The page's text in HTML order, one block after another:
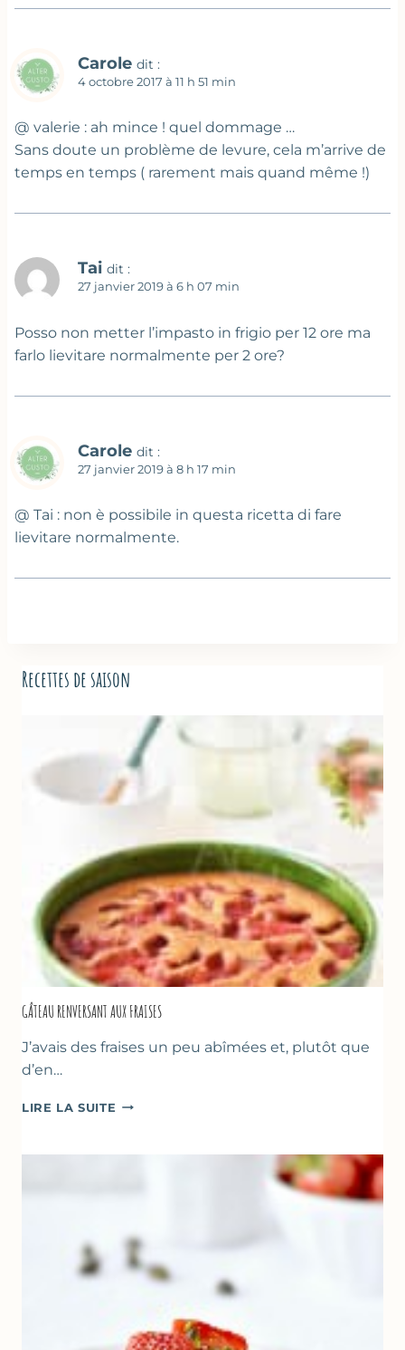
Carole dit :
4 octobre 2017 à 11 h 51 min
@ valerie : ah mince ! quel dommage …
Sans doute un problème de levure, cela m’arrive de
temps en temps ( rarement mais quand même !)
Tai dit :
27 janvier 2019 à 6 h 07 min
Posso non metter l’impasto in frigio per 12 ore ma
farlo lievitare normalmente per 2 ore?
Carole dit :
27 janvier 2019 à 8 h 17 min
@ Tai : non è possibile in questa ricetta di fare
lievitare normalmente.
Recettes de saison
GÂTEAU RENVERSANT AUX FRAISES
J’avais des fraises un peu abîmées et, plutôt que
d’en…
LIRE LA SUITE GÂTEAU
FRAISES